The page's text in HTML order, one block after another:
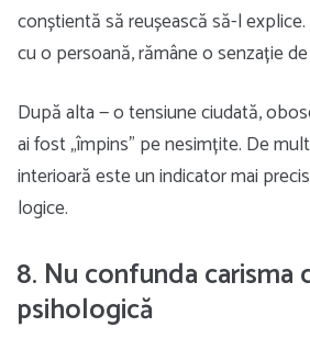
conștientă să reușească să-l
cu o persoană, rămâne o senzație
După alta — o tensiune ciudată,
ai fost „împins” pe nesimțite. De
interioară este un indicator mai
logice.
8. Nu confunda carisma
psihologică